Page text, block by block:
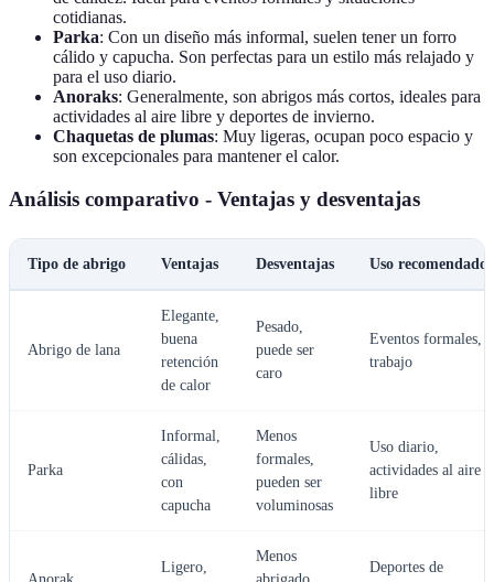
cotidianas.
Parka: Con un diseño más informal, suelen tener un forro
cálido y capucha. Son perfectas para un estilo más relajado y
para el uso diario.
Anoraks: Generalmente, son abrigos más cortos, ideales para
actividades al aire libre y deportes de invierno.
Chaquetas de plumas: Muy ligeras, ocupan poco espacio y
son excepcionales para mantener el calor.
Análisis comparativo - Ventajas y desventajas
Tipo de abrigo Ventajas Desventajas Uso recomendado
Abrigo de lana
Elegante,
buena
retención
de calor
Pesado,
puede ser
caro
Eventos formales,
trabajo
Parka
Informal,
cálidas,
con
capucha
Menos
formales,
pueden ser
voluminosas
Uso diario,
actividades al aire
libre
Ligero,
Menos
Deportes de